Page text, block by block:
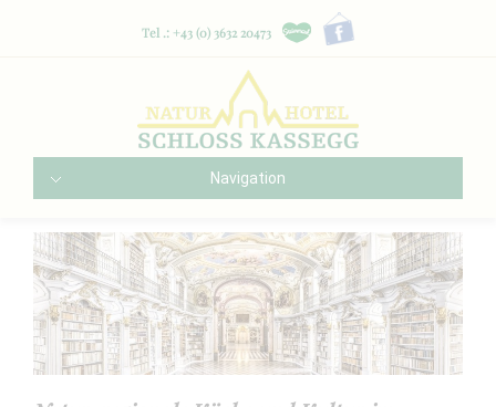
Tel .: +43 (0) 3632 20473
Navigation